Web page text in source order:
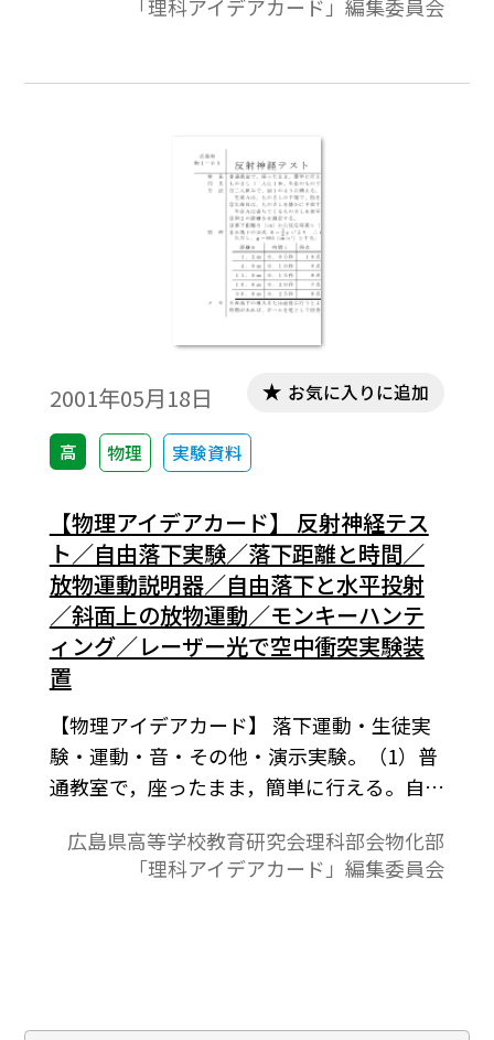
配がない。（2）リード線をつくるとき，み
定してハンダ付けができる。（3）バナナ・
線をかけることができる。広島県高等学校
教育研究会理科部会物化部「理科アイデア
カード」編集委員会 物理班作成「理科アイ
デアカード・物理編第Ⅲ集」より。
「理科アイデアカード」編集委員会
2001年05月18日
高 物理 実験資料
お気に入りに追加
【物理アイデアカード】 反射神経テス
ト／自由落下実験／落下距離と時間／
放物運動説明器／自由落下と水平投射
／斜面上の放物運動／モンキーハンテ
ィング／レーザー光で空中衝突実験装
置
【物理アイデアカード】 落下運動・生徒実
験・運動・音・その他・演示実験。（1）普
通教室で，座ったまま，簡単に行える。自由
夫によって，ほとんどの生徒が g ＝9.75～
9.80〔m/s２〕の値を出している。（3）天
る，落下時間と時間の関係を確かめる。
広島県高等学校教育研究会理科部会物化部
「理科アイデアカード」編集委員会